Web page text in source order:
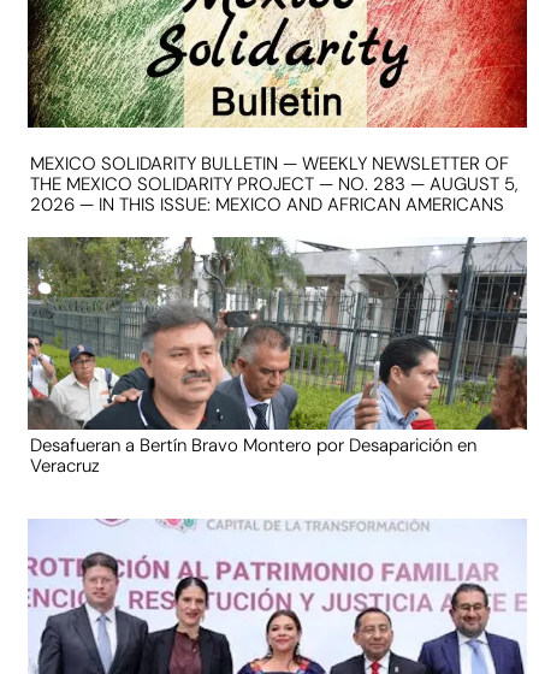
MEXICO SOLIDARITY BULLETIN — WEEKLY NEWSLETTER OF
THE MEXICO SOLIDARITY PROJECT — NO. 283 — AUGUST 5,
2026 — IN THIS ISSUE: MEXICO AND AFRICAN AMERICANS
Desafueran a Bertín Bravo Montero por Desaparición en
Veracruz